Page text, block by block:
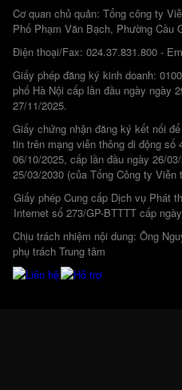
Cơ quan chủ quản: Tổng công ty
Phố Phạm Văn Bạch, Phường Cầu
Điện thoại/Fax: 024.37.831.800 -
Giấy phép đăng ký kinh doanh:
phố Hà Nội cấp lần đầu ngày ngày
27/11/2025.
Giấy chứng nhận đăng ký kết nối
tin trên mạng viễn thông di động số
06/10/2025, cấp lần đầu ngày 26/
25/03/2030 (của Tổng Công ty Viễn
Giấy phép Cung cấp Dịch vụ Phát
Internet số 273/GP-BTTTT cấp
Chịu trách nhiệm nội dung: Ông
phụ trách Trung tâm